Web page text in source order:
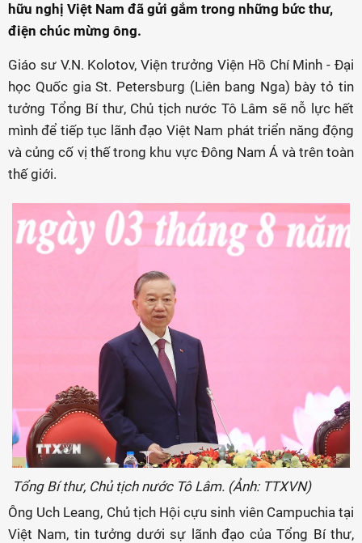
hữu nghị Việt Nam đã gửi gắm trong những bức thư,
điện chúc mừng ông.
Giáo sư V.N. Kolotov, Viện trưởng Viện Hồ Chí Minh - Đại
học Quốc gia St. Petersburg (Liên bang Nga) bày tỏ tin
tưởng Tổng Bí thư, Chủ tịch nước Tô Lâm sẽ nỗ lực hết
mình để tiếp tục lãnh đạo Việt Nam phát triển năng động
và củng cố vị thế trong khu vực Đông Nam Á và trên toàn
thế giới.
Tổng Bí thư, Chủ tịch nước Tô Lâm. (Ảnh: TTXVN)
Ông Uch Leang, Chủ tịch Hội cựu sinh viên Campuchia tại
Việt Nam, tin tưởng dưới sự lãnh đạo của Tổng Bí thư,